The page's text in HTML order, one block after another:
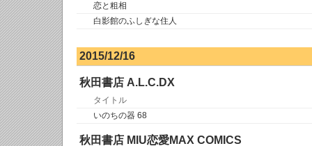
恋と粗相
白影館のふしぎな住人
2015/12/16
秋田書店 A.L.C.DX
タイトル
いのちの器 68
秋田書店 MIU恋愛MAX COMICS